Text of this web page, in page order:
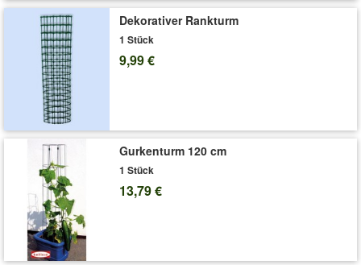
Dekorativer Rankturm
1 Stück
9,99 €
Gurkenturm 120 cm
1 Stück
13,79 €